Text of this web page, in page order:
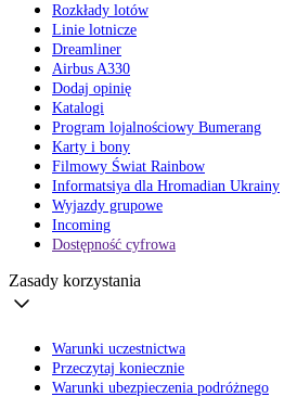
Rozkłady lotów
Linie lotnicze
Dreamliner
Airbus A330
Dodaj opinię
Katalogi
Program lojalnościowy Bumerang
Karty i bony
Filmowy Świat Rainbow
Informatsiya dla Hromadian Ukrainy
Wyjazdy grupowe
Incoming
Dostępność cyfrowa
Zasady korzystania
Warunki uczestnictwa
Przeczytaj koniecznie
Warunki ubezpieczenia podróżnego